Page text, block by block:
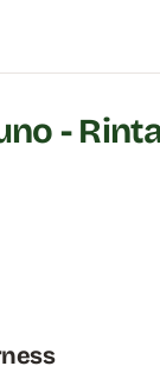
-